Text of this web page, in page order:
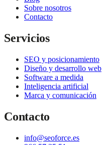
Sobre nosotros
Contacto
Servicios
SEO y posicionamiento
Diseño y desarrollo web
Software a medida
Inteligencia artificial
Marca y comunicación
Contacto
info@seoforce.es